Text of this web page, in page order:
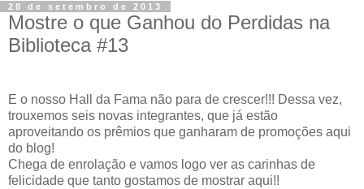
28 de setembro de 2013
Mostre o que Ganhou do Perdidas na
Biblioteca #13
E o nosso Hall da Fama não para de crescer!!! Dessa vez,
trouxemos seis novas integrantes, que já estão
aproveitando os prêmios que ganharam de promoções aqui
do blog!
Chega de enrolação e vamos logo ver as carinhas de
felicidade que tanto gostamos de mostrar aqui!!